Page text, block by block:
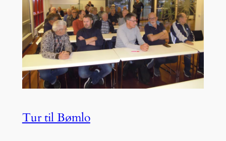
Tur til Bømlo